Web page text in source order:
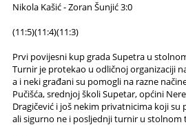
Nikola Kašić - Zoran Šunjić 3:0
(11:5)(11:4)(11:3)
Prvi povijesni kup grada Supetra u
Turnir je protekao u odličnoj organizaciji
a i neki građani su pomogli na razne
Pučišća, srednjoj školi Supetar, općini
Dragičević i još nekim privatnicima koji
ali sigurno ne i posljednji turnir u stolnom